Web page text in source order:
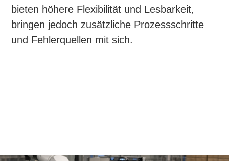
bieten höhere Flexibilität und Lesbarkeit,
bringen jedoch zusätzliche Prozessschritte
und Fehlerquellen mit sich.